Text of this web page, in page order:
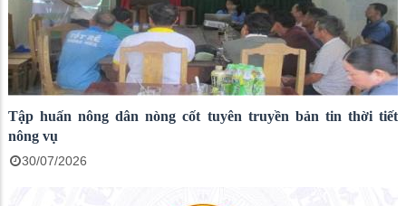
Tập huấn nông dân nòng cốt tuyên truyền bản tin thời tiết
nông vụ
30/07/2026